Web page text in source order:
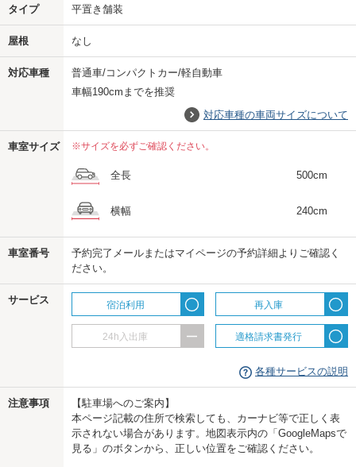
タイプ 平置き舗装
屋根 なし
対応車種
普通車/コンパクトカー/軽自動車
車幅190cmまでを推奨
対応車種の車両サイズについて
車室サイズ ※サイズを必ずご確認ください。
全長 500cm
横幅 240cm
車室番号
予約完了メールまたはマイページの予約詳細よりご確認く
ださい。
サービス 宿泊利用 再入庫
24h入出庫 適格請求書発行
各種サービスの説明
注意事項
【駐車場へのご案内】
本ページ記載の住所で検索しても、カーナビ等で正しく表
示されない場合があります。地図表示内の「GoogleMapsで
見る」のボタンから、正しい位置をご確認ください。